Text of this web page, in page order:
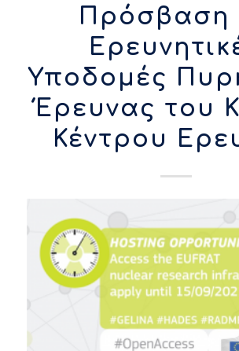
Πρόσβαση
Υποδομές
Έρευνας του
Κέντρου